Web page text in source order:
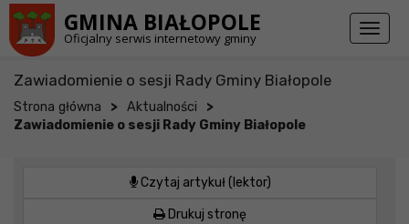
GMINA BIAŁOPOLE
Oficjalny serwis internetowy gminy
Toggle
Zawiadomienie o sesji Rady Gminy Białopole
Strona główna > Aktualności >
Zawiadomienie o sesji Rady Gminy Białopole
Czytaj artykuł (lektor)
Drukuj stronę